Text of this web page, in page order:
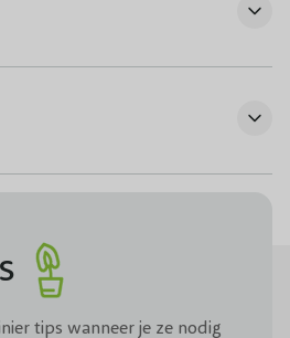
tips wanneer je ze nodig